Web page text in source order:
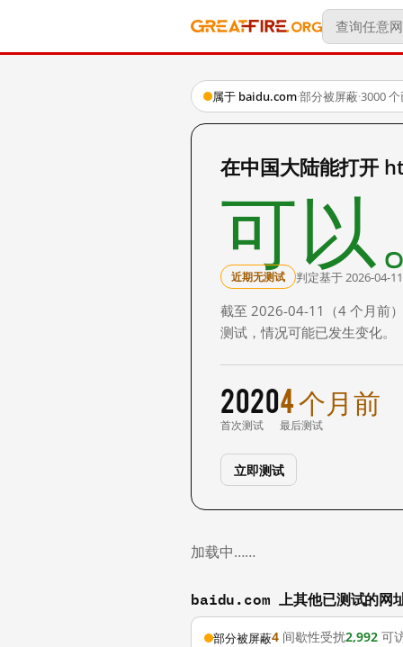
属于 baidu.com·部分被屏蔽·3000
在中国大陆能打开
可以
近期无测试 判定基于 2026-04-
截至 2026-04-11（4 个月前
测试，情况可能已发生变化。
2020
首次测试
4 个月前
最后测试
立即测试
加载中……
baidu.com 上其他已测试的网
部分被屏蔽4 间歇性受扰2,992 可